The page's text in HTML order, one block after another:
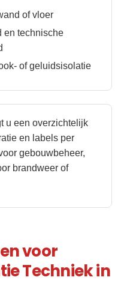
of vloer
en technische
of geluidsisolatie
u een overzichtelijk
en labels per
gebouwbeheer,
brandweer of
voor
Techniek in